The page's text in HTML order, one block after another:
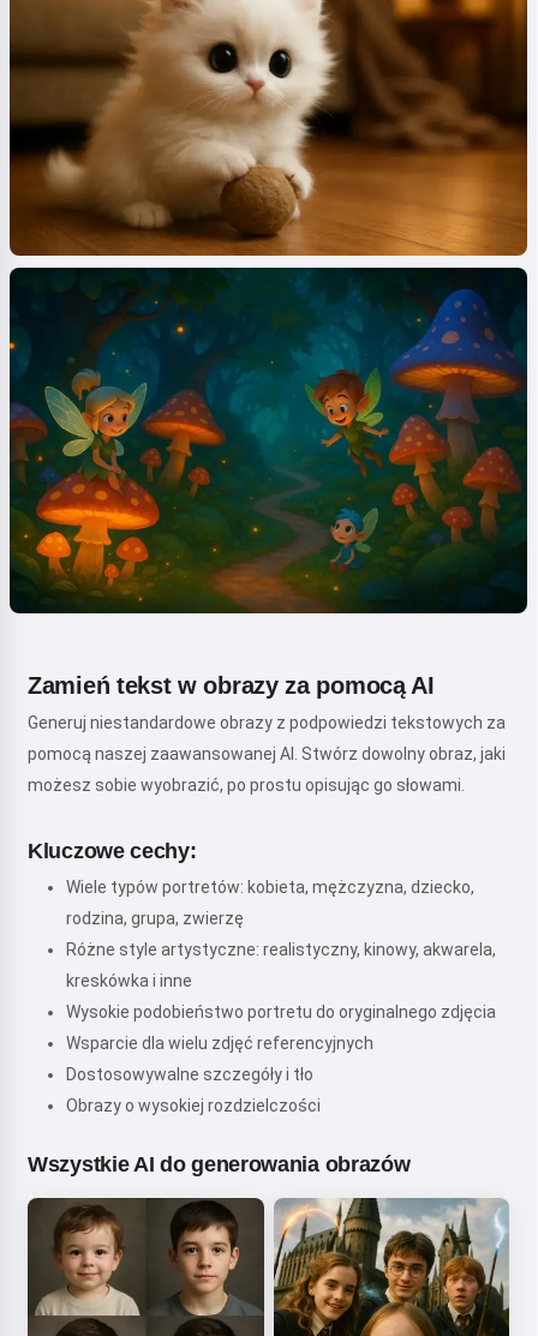
Zamień tekst w obrazy za pomocą AI
Generuj niestandardowe obrazy z podpowiedzi tekstowych za
pomocą naszej zaawansowanej AI. Stwórz dowolny obraz, jaki
możesz sobie wyobrazić, po prostu opisując go słowami.
Kluczowe cechy:
Wiele typów portretów: kobieta, mężczyzna, dziecko,
rodzina, grupa, zwierzę
Różne style artystyczne: realistyczny, kinowy, akwarela,
kreskówka i inne
Wysokie podobieństwo portretu do oryginalnego zdjęcia
Wsparcie dla wielu zdjęć referencyjnych
Dostosowywalne szczegóły i tło
Obrazy o wysokiej rozdzielczości
Wszystkie AI do generowania obrazów